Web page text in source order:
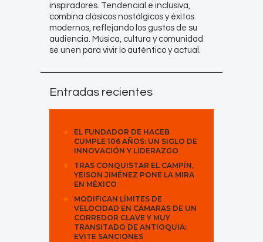
inspiradores. Tendencial e inclusiva,
combina clásicos nostálgicos y éxitos
modernos, reflejando los gustos de su
audiencia. Música, cultura y comunidad
se unen para vivir lo auténtico y actual.
Entradas recientes
EL FUNDADOR DE HACEB
CUMPLE 106 AÑOS: UN SIGLO DE
INNOVACIÓN Y LIDERAZGO
TRAS CONQUISTAR EL CAMPÍN,
YEISON JIMÉNEZ PONE LA MIRA
EN MÉXICO
MODIFICAN LÍMITES DE
VELOCIDAD EN CÁMARAS DE UN
CORREDOR CLAVE Y MUY
TRANSITADO DE ANTIOQUIA:
EVITE SANCIONES